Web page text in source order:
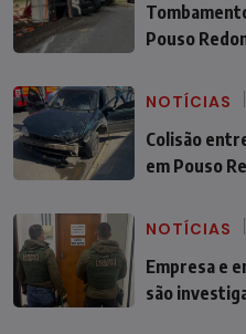
Pouso
NOTÍCIAS
Colisão
em Pouso
NOTÍCIAS
Empresa e
são